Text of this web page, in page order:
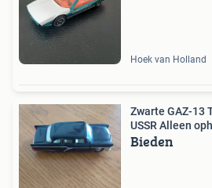
Hoek van Holland
Zwarte GAZ-13
USSR Alleen
Bieden